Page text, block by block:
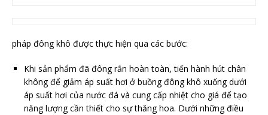
pháp đông khô được thực hiện qua các bước:
Khi sản phẩm đã đông rắn hoàn toàn, tiến hành hút chân
không để giảm áp suất hơi ở buồng đông khô xuống dưới
áp suất hơi của nước đá và cung cấp nhiệt cho giá để tạo
năng lượng cần thiết cho sự thăng hoa. Dưới những điều